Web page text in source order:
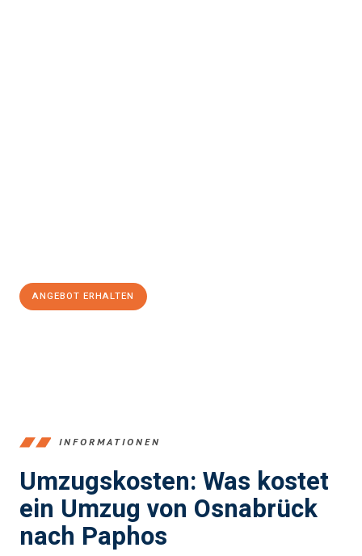
ANGEBOT ERHALTEN
INFORMATIONEN
Umzugskosten: Was kostet
ein Umzug von Osnabrück
nach Paphos